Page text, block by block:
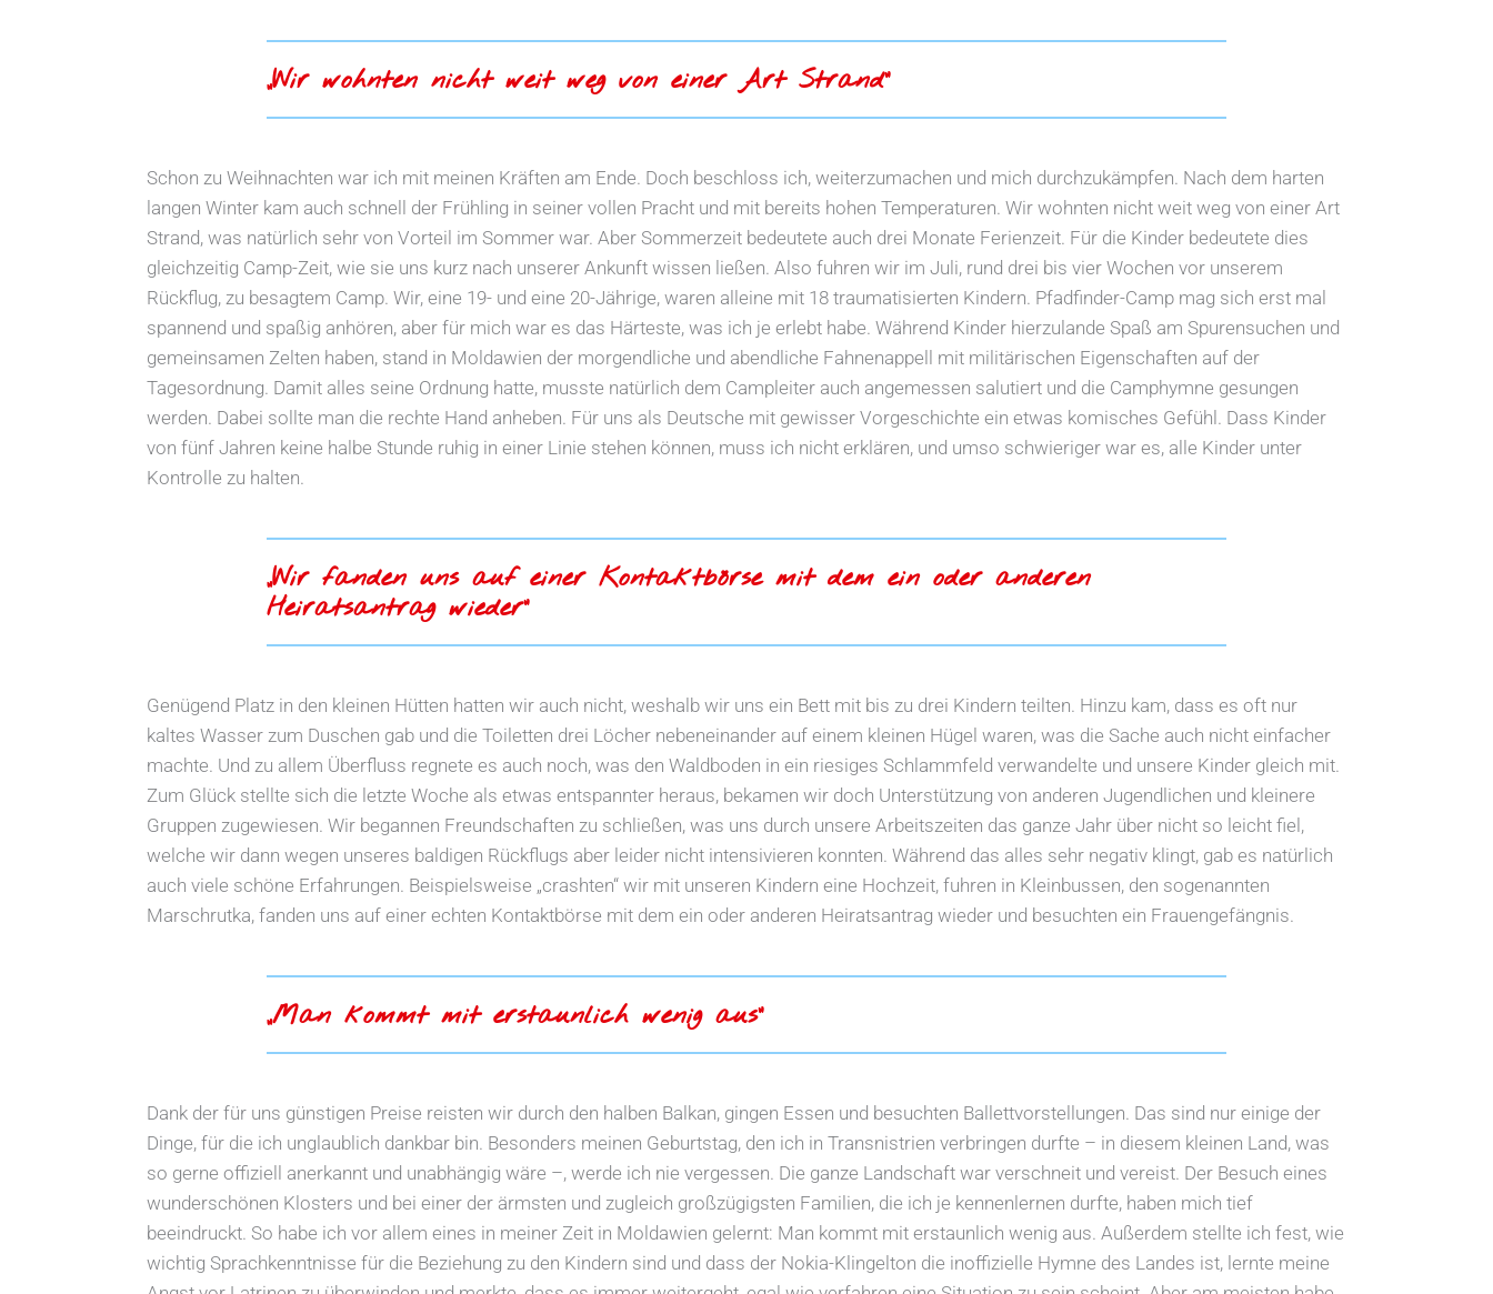
„Wir wohnten nicht weit weg von einer Art Strand“
Schon zu Weihnachten war ich mit meinen Kräften am Ende. Doch beschloss ich, weiterzumachen und mich durchzukämpfen. Nach dem harten
langen Winter kam auch schnell der Frühling in seiner vollen Pracht und mit bereits hohen Temperaturen. Wir wohnten nicht weit weg von einer Art
Strand, was natürlich sehr von Vorteil im Sommer war. Aber Sommerzeit bedeutete auch drei Monate Ferienzeit. Für die Kinder bedeutete dies
gleichzeitig Camp-Zeit, wie sie uns kurz nach unserer Ankunft wissen ließen. Also fuhren wir im Juli, rund drei bis vier Wochen vor unserem
Rückflug, zu besagtem Camp. Wir, eine 19- und eine 20-Jährige, waren alleine mit 18 traumatisierten Kindern. Pfadfinder-Camp mag sich erst mal
spannend und spaßig anhören, aber für mich war es das Härteste, was ich je erlebt habe. Während Kinder hierzulande Spaß am Spurensuchen und
gemeinsamen Zelten haben, stand in Moldawien der morgendliche und abendliche Fahnenappell mit militärischen Eigenschaften auf der
Tagesordnung. Damit alles seine Ordnung hatte, musste natürlich dem Campleiter auch angemessen salutiert und die Camphymne gesungen
werden. Dabei sollte man die rechte Hand anheben. Für uns als Deutsche mit gewisser Vorgeschichte ein etwas komisches Gefühl. Dass Kinder
von fünf Jahren keine halbe Stunde ruhig in einer Linie stehen können, muss ich nicht erklären, und umso schwieriger war es, alle Kinder unter
Kontrolle zu halten.
„Wir fanden uns auf einer Kontaktbörse mit dem ein oder anderen
Heiratsantrag wieder“
Genügend Platz in den kleinen Hütten hatten wir auch nicht, weshalb wir uns ein Bett mit bis zu drei Kindern teilten. Hinzu kam, dass es oft nur
kaltes Wasser zum Duschen gab und die Toiletten drei Löcher nebeneinander auf einem kleinen Hügel waren, was die Sache auch nicht einfacher
machte. Und zu allem Überfluss regnete es auch noch, was den Waldboden in ein riesiges Schlammfeld verwandelte und unsere Kinder gleich mit.
Zum Glück stellte sich die letzte Woche als etwas entspannter heraus, bekamen wir doch Unterstützung von anderen Jugendlichen und kleinere
Gruppen zugewiesen. Wir begannen Freundschaften zu schließen, was uns durch unsere Arbeitszeiten das ganze Jahr über nicht so leicht fiel,
welche wir dann wegen unseres baldigen Rückflugs aber leider nicht intensivieren konnten. Während das alles sehr negativ klingt, gab es natürlich
auch viele schöne Erfahrungen. Beispielsweise „crashten“ wir mit unseren Kindern eine Hochzeit, fuhren in Kleinbussen, den sogenannten
Marschrutka, fanden uns auf einer echten Kontaktbörse mit dem ein oder anderen Heiratsantrag wieder und besuchten ein Frauengefängnis.
„Man kommt mit erstaunlich wenig aus“
Dank der für uns günstigen Preise reisten wir durch den halben Balkan, gingen Essen und besuchten Ballettvorstellungen. Das sind nur einige der
Dinge, für die ich unglaublich dankbar bin. Besonders meinen Geburtstag, den ich in Transnistrien verbringen durfte – in diesem kleinen Land, was
so gerne offiziell anerkannt und unabhängig wäre –, werde ich nie vergessen. Die ganze Landschaft war verschneit und vereist. Der Besuch eines
wunderschönen Klosters und bei einer der ärmsten und zugleich großzügigsten Familien, die ich je kennenlernen durfte, haben mich tief
beeindruckt. So habe ich vor allem eines in meiner Zeit in Moldawien gelernt: Man kommt mit erstaunlich wenig aus. Außerdem stellte ich fest, wie
wichtig Sprachkenntnisse für die Beziehung zu den Kindern sind und dass der Nokia-Klingelton die inoffizielle Hymne des Landes ist, lernte meine